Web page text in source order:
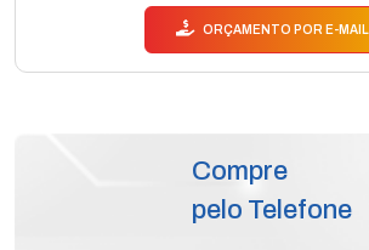
ORÇAMENTO POR E-MAIL
Compre
pelo Telefone